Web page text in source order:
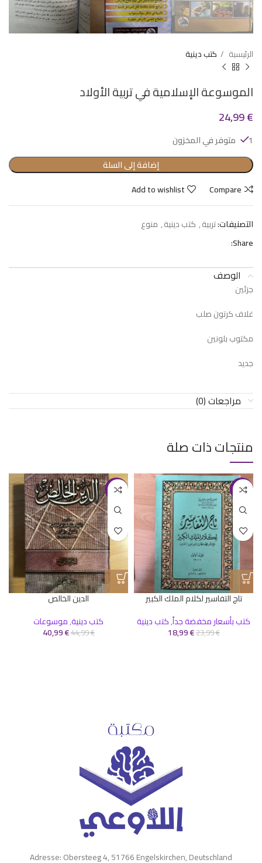
الرئيسية كتب دينية
الموسوعة الإسلامية في تربية الأولاد
24,99€
1 متوفر في المخزون
إضافة إلى السلة
Compare
Add to wishlist
التصنيفات:تربية, كتب دينية, منوع
Share:
الوصف
جزئين
غلاف كرتون صلب
مكتوب بلونين
جديد
مراجعات (0)
منتجات ذات صلة
-21%
تاج التفاسير لكلام الملك الكبير
كتب بأسعار مخفضة جداً,كتب دينية
23,99€
18,99€
-9%
الدين الخالص
كتب دينية,موسوعات
44,99€
40,99€
Adresse: Obersteeg 4, 51766 Engelskirchen, Deutschland